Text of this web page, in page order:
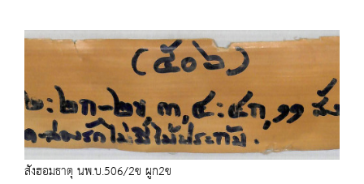
สังฮอมธาตุ นพ.บ.506/2ข ผูก2ข